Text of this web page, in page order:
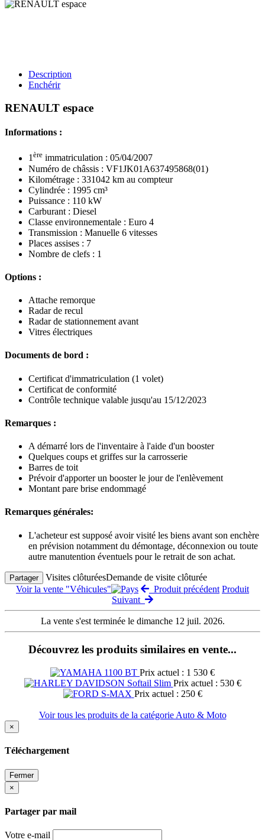
Description
Enchérir
RENAULT espace
Informations :
1ère immatriculation : 05/04/2007
Numéro de châssis : VF1JK01A637495868(01)
Kilométrage : 331042 km au compteur
Cylindrée : 1995 cm³
Puissance : 110 kW
Carburant : Diesel
Classe environnementale : Euro 4
Transmission : Manuelle 6 vitesses
Places assises : 7
Nombre de clefs : 1
Options :
Attache remorque
Radar de recul
Radar de stationnement avant
Vitres électriques
Documents de bord :
Certificat d'immatriculation (1 volet)
Certificat de conformité
Contrôle technique valable jusqu'au 15/12/2023
Remarques :
A démarré lors de l'inventaire à l'aide d'un booster
Quelques coups et griffes sur la carrosserie
Barres de toit
Prévoir d'apporter un booster le jour de l'enlèvement
Montant pare brise endommagé
Remarques générales:
L'acheteur est supposé avoir visité les biens avant son enchère
en prévision notamment du démontage, déconnexion ou toute
autre manutention éventuels pour le retrait de son achat.
Partager Visites clôturéesDemande de visite clôturée
Voir la vente "Véhicules"
Produit précédent Produit
Suivant
La vente s'est terminée le dimanche 12 juil. 2026.
Découvrez les produits similaires en vente...
Prix actuel : 1 530 €
Prix actuel : 530 €
Prix actuel : 250 €
Voir tous les produits de la catégorie Auto & Moto
×
Téléchargement
Fermer
×
Partager par mail
Votre e-mail